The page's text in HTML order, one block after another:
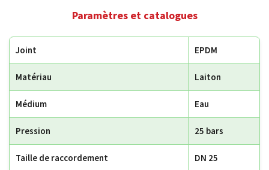
Paramètres et catalogues
Joint EPDM
Matériau Laiton
Médium Eau
Pression 25 bars
Taille de raccordement DN 25